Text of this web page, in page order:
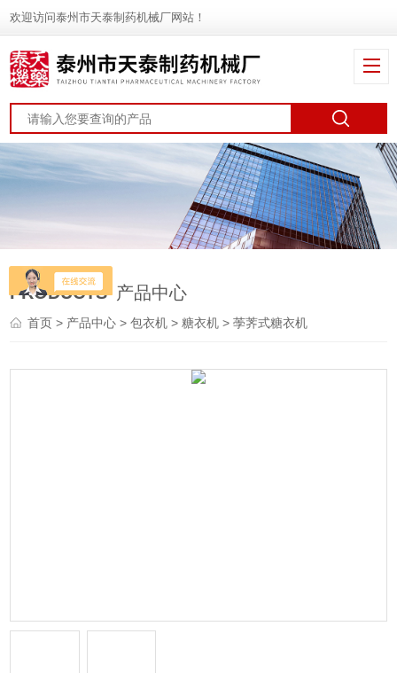
欢迎访问泰州市天泰制药机械厂网站！
PRODUCTS 产品中心
首页> 产品中心 >包衣机 >糖衣机 > 荸荠式糖衣机